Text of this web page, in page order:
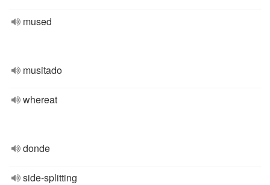
mused
musitado
whereat
donde
side-splitting